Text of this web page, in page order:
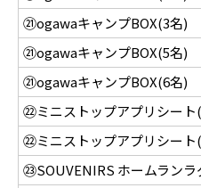
㉑ogawaキャンプBOX(3名)
㉑ogawaキャンプBOX(5名)
㉑ogawaキャンプBOX(6名)
㉒ミニストップアプリシート
㉒ミニストップアプリシート
㉓SOUVENIRS ホームラン